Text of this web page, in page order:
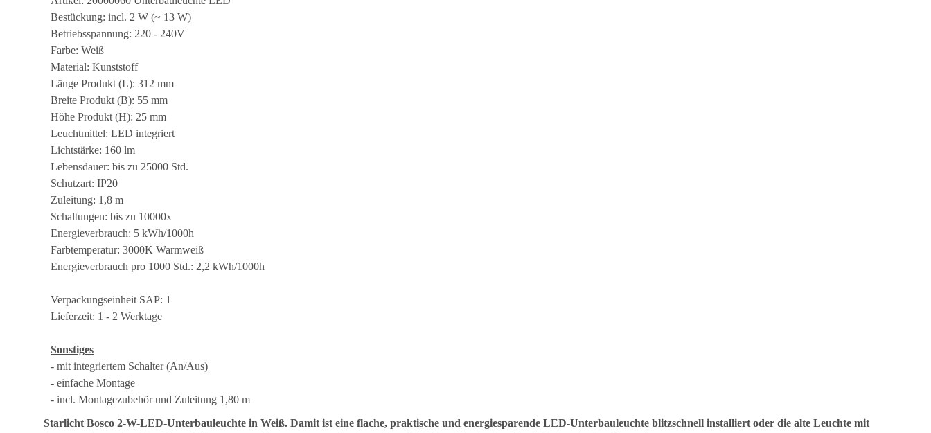
Bestückung: incl. 2 W (~ 13 W)
Betriebsspannung: 220 - 240V
Farbe: Weiß
Material: Kunststoff
Länge Produkt (L): 312 mm
Breite Produkt (B): 55 mm
Höhe Produkt (H): 25 mm
Leuchtmittel: LED integriert
Lichtstärke: 160 lm
Lebensdauer: bis zu 25000 Std.
Schutzart: IP20
Zuleitung: 1,8 m
Schaltungen: bis zu 10000x
Energieverbrauch: 5 kWh/1000h
Farbtemperatur: 3000K Warmweiß
Energieverbrauch pro 1000 Std.: 2,2 kWh/1000h
Verpackungseinheit SAP: 1
Lieferzeit: 1 - 2 Werktage
Sonstiges
- mit integriertem Schalter (An/Aus)
- einfache Montage
- incl. Montagezubehör und Zuleitung 1,80 m
Starlicht Bosco 2-W-LED-Unterbauleuchte in Weiß. Damit ist eine flache, praktische und energiesparende LED-Unterbauleuchte blitzschnell installiert oder die alte Leuchte mit